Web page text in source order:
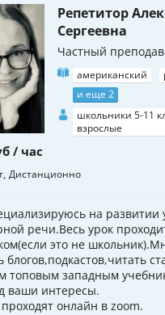
Репетитор
Сергеевна
Частный
американский
и еще 2
школьники 5-11
взрослые
/ час
Дистанционно
на развитии
речи.Весь урок
это не
блогов,подкастов,читать
топовым западным
ваши интересы.
онлайн в zoom.